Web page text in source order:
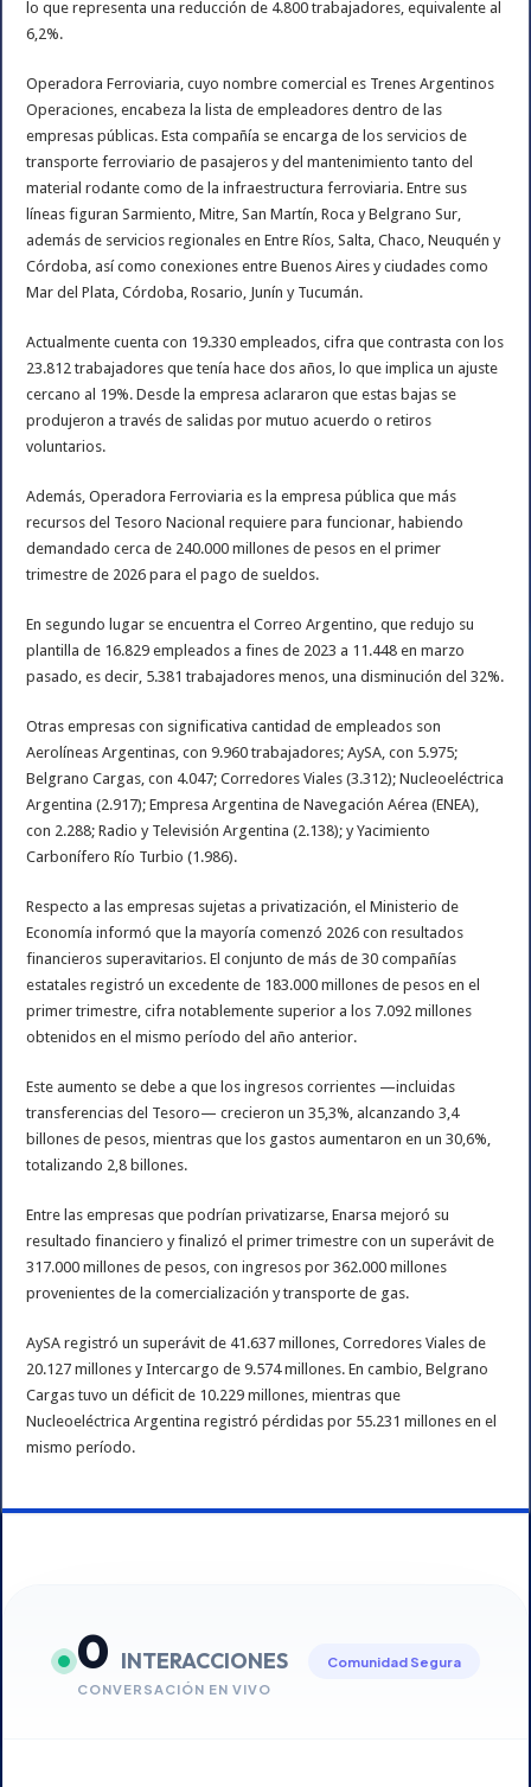
lo que representa una reducción de 4.800 trabajadores, equivalente al
6,2%.
Operadora Ferroviaria, cuyo nombre comercial es Trenes Argentinos
Operaciones, encabeza la lista de empleadores dentro de las
empresas públicas. Esta compañía se encarga de los servicios de
transporte ferroviario de pasajeros y del mantenimiento tanto del
material rodante como de la infraestructura ferroviaria. Entre sus
líneas figuran Sarmiento, Mitre, San Martín, Roca y Belgrano Sur,
además de servicios regionales en Entre Ríos, Salta, Chaco, Neuquén y
Córdoba, así como conexiones entre Buenos Aires y ciudades como
Mar del Plata, Córdoba, Rosario, Junín y Tucumán.
Actualmente cuenta con 19.330 empleados, cifra que contrasta con los
23.812 trabajadores que tenía hace dos años, lo que implica un ajuste
cercano al 19%. Desde la empresa aclararon que estas bajas se
produjeron a través de salidas por mutuo acuerdo o retiros
voluntarios.
Además, Operadora Ferroviaria es la empresa pública que más
recursos del Tesoro Nacional requiere para funcionar, habiendo
demandado cerca de 240.000 millones de pesos en el primer
trimestre de 2026 para el pago de sueldos.
En segundo lugar se encuentra el Correo Argentino, que redujo su
plantilla de 16.829 empleados a fines de 2023 a 11.448 en marzo
pasado, es decir, 5.381 trabajadores menos, una disminución del 32%.
Otras empresas con significativa cantidad de empleados son
Aerolíneas Argentinas, con 9.960 trabajadores; AySA, con 5.975;
Belgrano Cargas, con 4.047; Corredores Viales (3.312); Nucleoeléctrica
Argentina (2.917); Empresa Argentina de Navegación Aérea (ENEA),
con 2.288; Radio y Televisión Argentina (2.138); y Yacimiento
Carbonífero Río Turbio (1.986).
Respecto a las empresas sujetas a privatización, el Ministerio de
Economía informó que la mayoría comenzó 2026 con resultados
financieros superavitarios. El conjunto de más de 30 compañías
estatales registró un excedente de 183.000 millones de pesos en el
primer trimestre, cifra notablemente superior a los 7.092 millones
obtenidos en el mismo período del año anterior.
Este aumento se debe a que los ingresos corrientes —incluidas
transferencias del Tesoro— crecieron un 35,3%, alcanzando 3,4
billones de pesos, mientras que los gastos aumentaron en un 30,6%,
totalizando 2,8 billones.
Entre las empresas que podrían privatizarse, Enarsa mejoró su
resultado financiero y finalizó el primer trimestre con un superávit de
317.000 millones de pesos, con ingresos por 362.000 millones
provenientes de la comercialización y transporte de gas.
AySA registró un superávit de 41.637 millones, Corredores Viales de
20.127 millones y Intercargo de 9.574 millones. En cambio, Belgrano
Cargas tuvo un déficit de 10.229 millones, mientras que
Nucleoeléctrica Argentina registró pérdidas por 55.231 millones en el
mismo período.
0 INTERACCIONES
CONVERSACIÓN EN VIVO
Comunidad Segura